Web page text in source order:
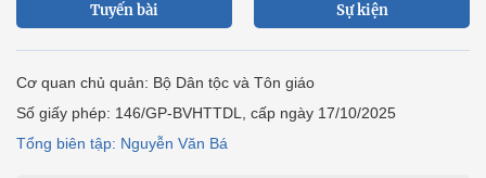
Tuyến bài Sự kiện
Cơ quan chủ quản: Bộ Dân tộc và Tôn giáo
Số giấy phép: 146/GP-BVHTTDL, cấp ngày 17/10/2025
Tổng biên tập: Nguyễn Văn Bá